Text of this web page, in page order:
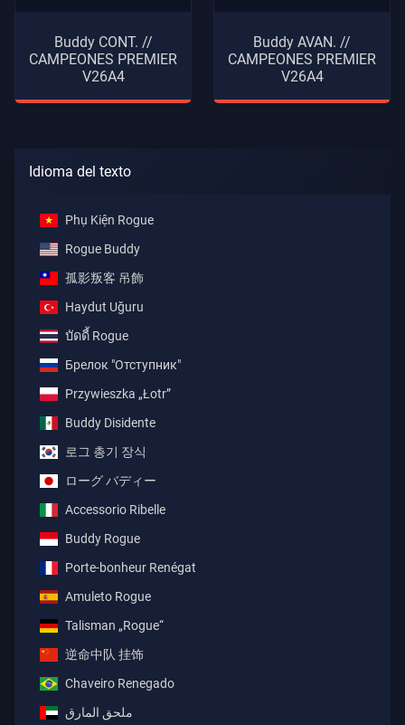
Buddy CONT. //
CAMPEONES PREMIER
V26A4
Buddy AVAN. //
CAMPEONES PREMIER
V26A4
Idioma del texto
Phụ Kiện Rogue
Rogue Buddy
孤影叛客 吊飾
Haydut Uğuru
บัดดี้ Rogue
Брелок "Отступник"
Przywieszka „Łotr”
Buddy Disidente
로그 총기 장식
ローグ バディー
Accessorio Ribelle
Buddy Rogue
Porte-bonheur Renégat
Amuleto Rogue
Talisman „Rogue“
逆命中队 挂饰
Chaveiro Renegado
ملحق المارق